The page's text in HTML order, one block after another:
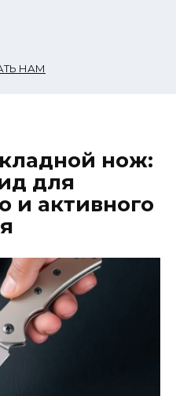
НАМ
нож:
для
и активного